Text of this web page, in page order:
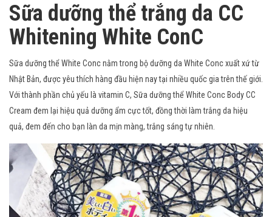
Sữa dưỡng thể trắng da CC
Whitening White ConC
Sữa dưỡng thể White Conc nằm trong bộ dưỡng da White Conc xuất xứ từ
Nhật Bản, được yêu thích hàng đầu hiện nay tại nhiều quốc gia trên thế giới.
Với thành phần chủ yếu là vitamin C, Sữa dưỡng thể White Conc Body CC
Cream đem lại hiệu quả dưỡng ẩm cực tốt, đồng thời làm trắng da hiệu
quả, đem đến cho bạn làn da mịn màng, trắng sáng tự nhiên.